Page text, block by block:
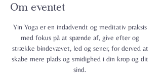
Om eventet
Yin Yoga er en indadvendt og meditativ praksis
med fokus på at spænde af, give efter og
strække bindevævet, led og sener, for derved at
skabe mere plads og smidighed i din krop og dit
sind.